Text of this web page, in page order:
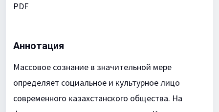
PDF
Аннотация
Массовое сознание в значительной мере
определяет социальное и культурное лицо
современного казахстанского общества. На